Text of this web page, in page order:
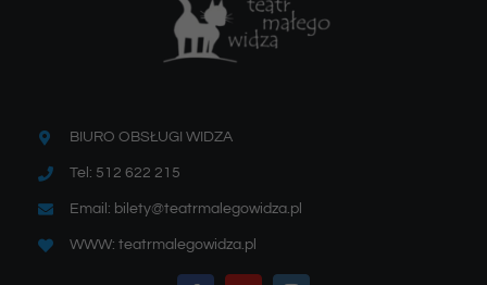
BIURO OBSŁUGI WIDZA
Tel: 512 622 215
Email: bilety@teatrmalegowidza.pl
WWW: teatrmalegowidza.pl